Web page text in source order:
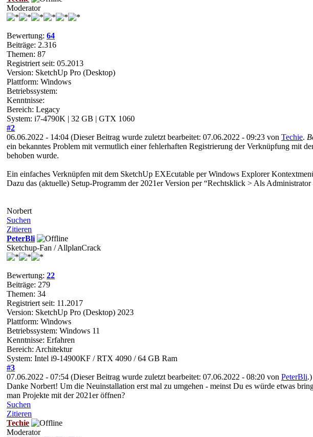
Moderator
Bewertung: 64
Beiträge: 2.316
Themen: 87
Registriert seit: 05.2013
Version: SketchUp Pro (Desktop)
Plattform: Windows
Betriebssystem:
Kenntnisse:
Bereich: Legacy
System: i7-4790K | 32 GB | GTX 1060
#2
06.06.2022 - 14:04 (Dieser Beitrag wurde zuletzt bearbeitet: 07.06.2022 - 09:23 von Techie.
ein bekanntes Problem mit vermutlich einer fehlerhaften Registrierung der Verknüpfung mit
behoben wurde.
Ein einfaches Verknüpfen mit dem SketchUp EXEcutable per Windows Explorer
Dazu das (aktuelle) Setup-Programm der 2021er Version per “Rechtsklick > Als
Norbert
Suchen
Zitieren
PeterBli
Sketchup-Fan / AllplanCrack
Bewertung: 22
Beiträge: 279
Themen: 34
Registriert seit: 11.2017
Version: SketchUp Pro (Desktop) 2023
Plattform: Windows
Betriebssystem: Windows 11
Kenntnisse: Erfahren
Bereich: Architektur
System: Intel i9-14900KF / RTX 4090 / 64 GB Ram
#3
07.06.2022 - 07:54 (Dieser Beitrag wurde zuletzt bearbeitet: 07.06.2022 - 08:20 von PeterBli.)
Danke Norbert! Um die Neuinstallation erst mal zu umgehen - meinst Du es würde etwas
man Projekte mit der 2021er öffnen?
Suchen
Zitieren
Techie
Moderator